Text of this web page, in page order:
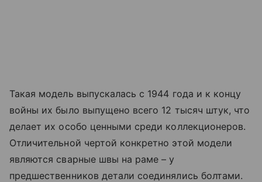
Такая модель выпускалась с 1944 года и к концу
войны их было выпущено всего 12 тысяч штук, что
делает их особо ценными среди коллекционеров.
Отличительной чертой конкретно этой модели
являются сварные швы на раме – у
предшественников детали соединялись болтами.